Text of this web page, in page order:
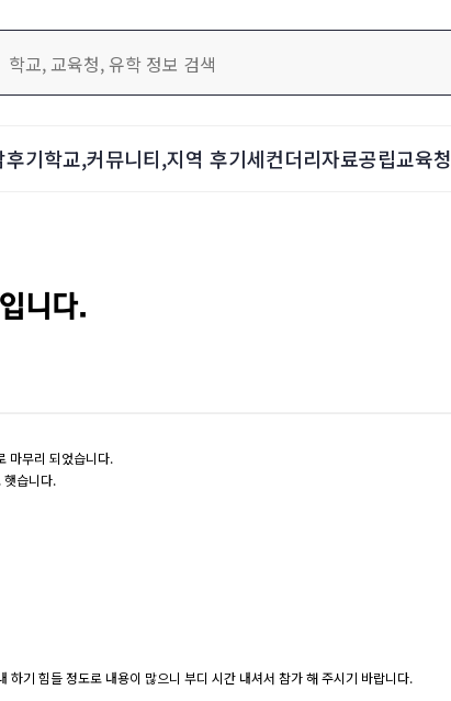
기학교,커뮤니티,지역 후기세컨더리자료공립교육청
니다.
마무리 되었습니다.
습니다.
기 힘들 정도로 내용이 많으니 부디 시간 내셔서 참가 해 주시기 바랍니다.